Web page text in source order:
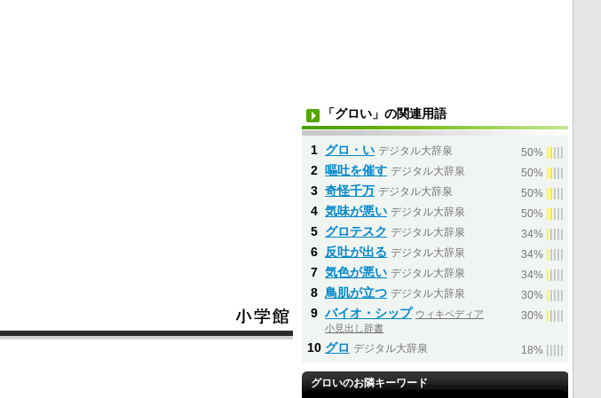
「グロい」の関連用語
1 グロ・い デジタル大辞泉 50%
2 嘔吐を催す デジタル大辞泉 50%
3 奇怪千万 デジタル大辞泉 50%
4 気味が悪い デジタル大辞泉 50%
5 グロテスク デジタル大辞泉 34%
6 反吐が出る デジタル大辞泉 34%
7 気色が悪い デジタル大辞泉 34%
8 鳥肌が立つ デジタル大辞泉 30%
9 バイオ・シップ ウィキペディア
小見出し辞書
30%
10 グロ デジタル大辞泉 18%
グロいのお隣キーワード